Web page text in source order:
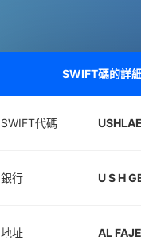
SWIFT碼的詳
SWIFT代碼
銀行 U S H
地址
AL